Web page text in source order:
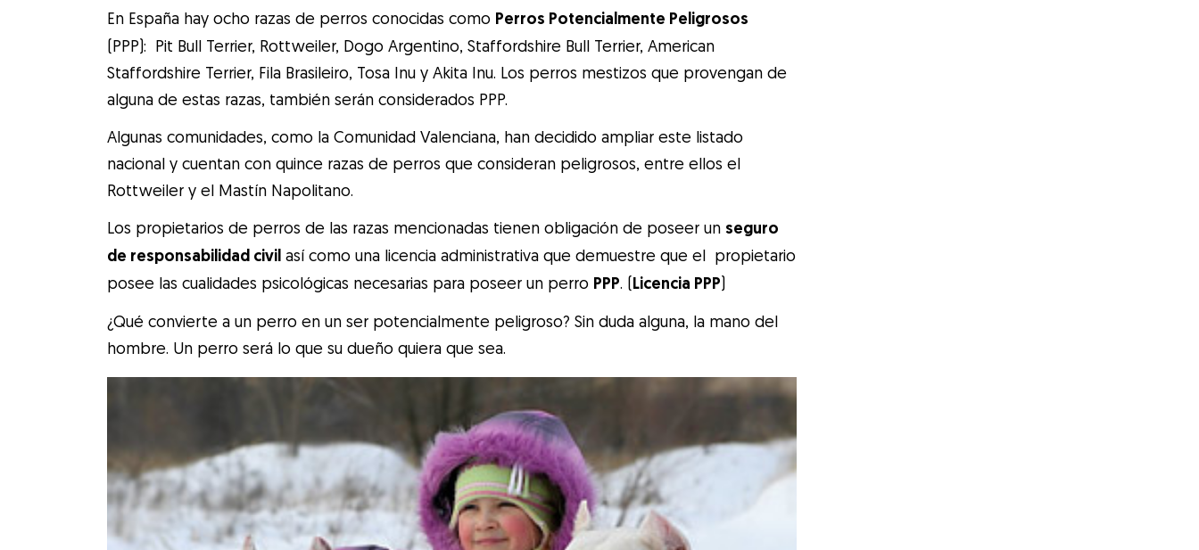
En España hay ocho razas de perros conocidas como Perros Potencialmente Peligrosos
(PPP): Pit Bull Terrier, Rottweiler, Dogo Argentino, Staffordshire Bull Terrier, American
Staffordshire Terrier, Fila Brasileiro, Tosa Inu y Akita Inu. Los perros mestizos que provengan de
alguna de estas razas, también serán considerados PPP.
Algunas comunidades, como la Comunidad Valenciana, han decidido ampliar este listado
nacional y cuentan con quince razas de perros que consideran peligrosos, entre ellos el
Rottweiler y el Mastín Napolitano.
Los propietarios de perros de las razas mencionadas tienen obligación de poseer un seguro
de responsabilidad civil así como una licencia administrativa que demuestre que el propietario
posee las cualidades psicológicas necesarias para poseer un perro PPP. (Licencia PPP)
¿Qué convierte a un perro en un ser potencialmente peligroso? Sin duda alguna, la mano del
hombre. Un perro será lo que su dueño quiera que sea.